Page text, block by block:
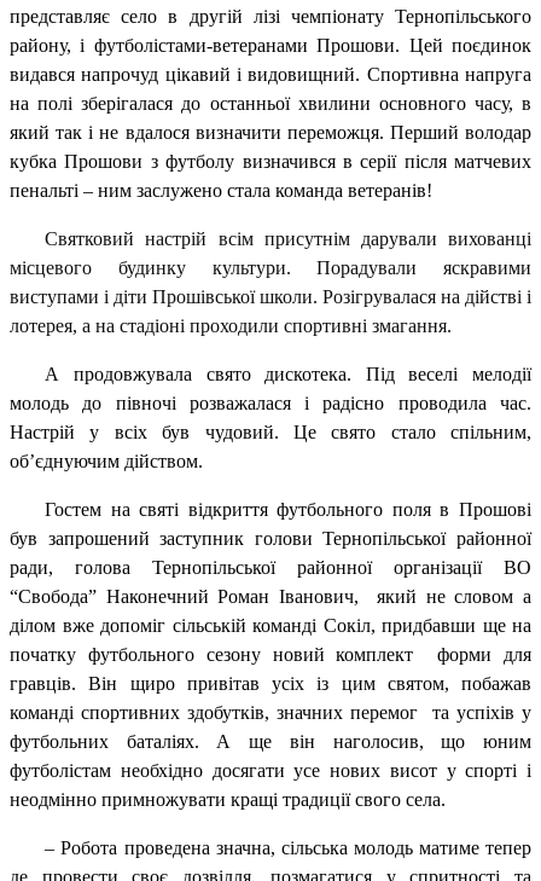
представляє село в другій лізі чемпіонату Тернопільського
району, і футболістами-ветеранами Прошови. Цей поєдинок
видався напрочуд цікавий і видовищний. Спортивна напруга
на полі зберігалася до останньої хвилини основного часу, в
який так і не вдалося визначити переможця. Перший володар
кубка Прошови з футболу визначився в серії після матчевих
пенальті – ним заслужено стала команда ветеранів!
Святковий настрій всім присутнім дарували вихованці
місцевого будинку культури. Порадували яскравими
виступами і діти Прошівської школи. Розігрувалася на дійстві і
лотерея, а на стадіоні проходили спортивні змагання.
А продовжувала свято дискотека. Під веселі мелодії
молодь до півночі розважалася і радісно проводила час.
Настрій у всіх був чудовий. Це свято стало спільним,
об’єднуючим дійством.
Гостем на святі відкриття футбольного поля в Прошові
був запрошений заступник голови Тернопільської районної
ради, голова Тернопільської районної організації ВО
“Свобода” Наконечний Роман Іванович,
який не словом а
ділом вже допоміг сільській команді Сокіл, придбавши ще на
початку футбольного сезону новий комплект
форми для
гравців.Він щиро привітав усіх із цим святом, побажав
команді спортивних здобутків, значних перемог
та успіхів у
футбольних баталіях. А ще він наголосив, що юним
футболістам необхідно досягати усе нових висот у спорті і
неодмінно примножувати кращі традиції свого села.
–Робота проведена значна, сільська молодь матиме тепер